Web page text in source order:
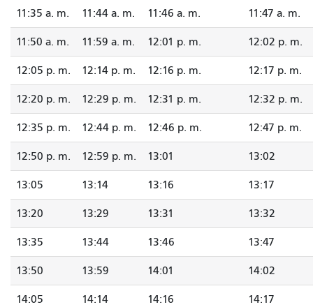
11:35 a. m. 11:44 a. m. 11:46 a. m. 11:47 a. m.
11:50 a. m. 11:59 a. m. 12:01 p. m. 12:02 p. m.
12:05 p. m. 12:14 p. m. 12:16 p. m. 12:17 p. m.
12:20 p. m. 12:29 p. m. 12:31 p. m. 12:32 p. m.
12:35 p. m. 12:44 p. m. 12:46 p. m. 12:47 p. m.
12:50 p. m. 12:59 p. m. 13:01 13:02
13:05 13:14 13:16 13:17
13:20 13:29 13:31 13:32
13:35 13:44 13:46 13:47
13:50 13:59 14:01 14:02
14:05 14:14 14:16 14:17